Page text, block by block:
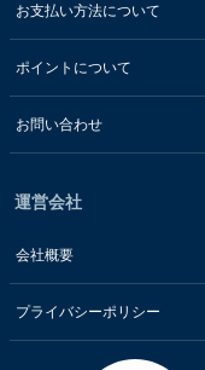
お支払い方法について
ポイントについて
お問い合わせ
運営会社
会社概要
プライバシーポリシー